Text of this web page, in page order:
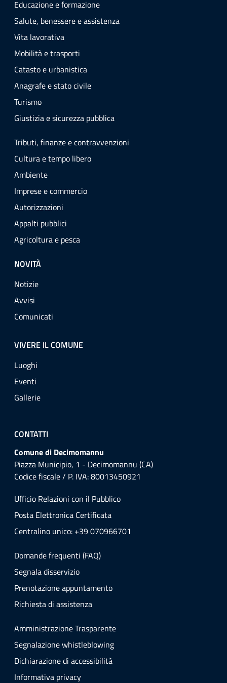
Educazione e formazione
Salute, benessere e assistenza
Vita lavorativa
Mobilità e trasporti
Catasto e urbanistica
Anagrafe e stato civile
Turismo
Giustizia e sicurezza pubblica
Tributi, finanze e contravvenzioni
Cultura e tempo libero
Ambiente
Imprese e commercio
Autorizzazioni
Appalti pubblici
Agricoltura e pesca
NOVITÀ
Notizie
Avvisi
Comunicati
VIVERE IL COMUNE
Luoghi
Eventi
Gallerie
CONTATTI
Comune di Decimomannu
Piazza Municipio, 1 - Decimomannu (CA)
Codice fiscale / P. IVA: 80013450921
Ufficio Relazioni con il Pubblico
Posta Elettronica Certificata
Centralino unico: +39 070966701
Domande frequenti (FAQ)
Segnala disservizio
Prenotazione appuntamento
Richiesta di assistenza
Amministrazione Trasparente
Segnalazione whistleblowing
Dichiarazione di accessibilità
Informativa privacy